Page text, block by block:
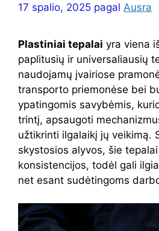
17 spalio, 2025 pagal Ausra
Plastiniai tepalai yra viena
paplitusių ir universaliausių
naudojamų įvairiose
transporto priemonėse bei
ypatingomis savybėmis,
trintį, apsaugoti
užtikrinti ilgalaikį jų veikimą.
skystosios alyvos, šie
konsistencijos, todėl gali
net esant sudėtingoms